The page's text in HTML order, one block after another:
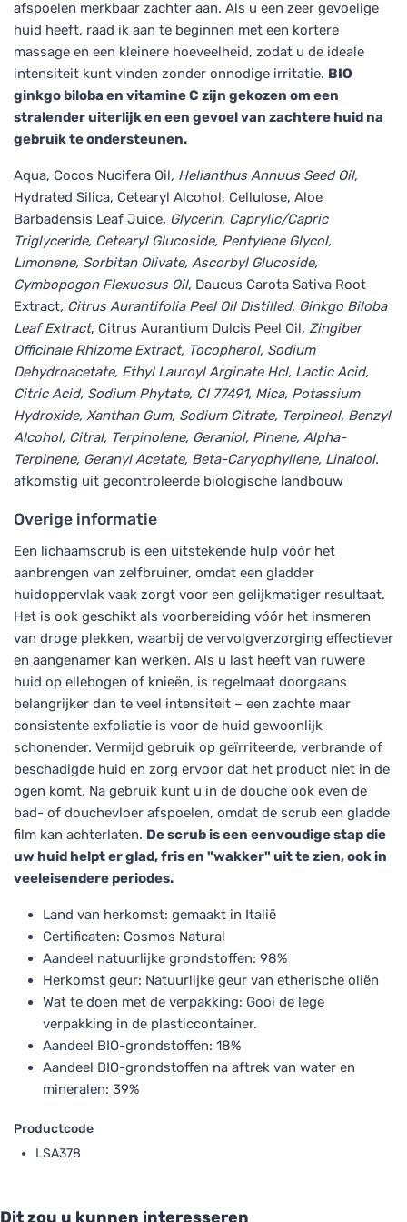
afspoelen merkbaar zachter aan. Als u een zeer gevoelige
huid heeft, raad ik aan te beginnen met een kortere
massage en een kleinere hoeveelheid, zodat u de ideale
intensiteit kunt vinden zonder onnodige irritatie. BIO
ginkgo biloba en vitamine C zijn gekozen om een
stralender uiterlijk en een gevoel van zachtere huid na
gebruik te ondersteunen.
Aqua, Cocos Nucifera Oil, Helianthus Annuus Seed Oil,
Hydrated Silica, Cetearyl Alcohol, Cellulose, Aloe
Barbadensis Leaf Juice, Glycerin, Caprylic/Capric
Triglyceride, Cetearyl Glucoside, Pentylene Glycol,
Limonene, Sorbitan Olivate, Ascorbyl Glucoside,
Cymbopogon Flexuosus Oil, Daucus Carota Sativa Root
Extract, Citrus Aurantifolia Peel Oil Distilled, Ginkgo Biloba
Leaf Extract, Citrus Aurantium Dulcis Peel Oil, Zingiber
Officinale Rhizome Extract, Tocopherol, Sodium
Dehydroacetate, Ethyl Lauroyl Arginate Hcl, Lactic Acid,
Citric Acid, Sodium Phytate, CI 77491, Mica, Potassium
Hydroxide, Xanthan Gum, Sodium Citrate, Terpineol, Benzyl
Alcohol, Citral, Terpinolene, Geraniol, Pinene, Alpha-
Terpinene, Geranyl Acetate, Beta-Caryophyllene, Linalool.
afkomstig uit gecontroleerde biologische landbouw
Overige informatie
Een lichaamscrub is een uitstekende hulp vóór het
aanbrengen van zelfbruiner, omdat een gladder
huidoppervlak vaak zorgt voor een gelijkmatiger resultaat.
Het is ook geschikt als voorbereiding vóór het insmeren
van droge plekken, waarbij de vervolgverzorging effectiever
en aangenamer kan werken. Als u last heeft van ruwere
huid op ellebogen of knieën, is regelmaat doorgaans
belangrijker dan te veel intensiteit – een zachte maar
consistente exfoliatie is voor de huid gewoonlijk
schonender. Vermijd gebruik op geïrriteerde, verbrande of
beschadigde huid en zorg ervoor dat het product niet in de
ogen komt. Na gebruik kunt u in de douche ook even de
bad- of douchevloer afspoelen, omdat de scrub een gladde
film kan achterlaten. De scrub is een eenvoudige stap die
uw huid helpt er glad, fris en "wakker" uit te zien, ook in
veeleisendere periodes.
Land van herkomst: gemaakt in Italië
Certificaten: Cosmos Natural
Aandeel natuurlijke grondstoffen: 98%
Herkomst geur: Natuurlijke geur van etherische oliën
Wat te doen met de verpakking: Gooi de lege
verpakking in de plasticcontainer.
Aandeel BIO-grondstoffen: 18%
Aandeel BIO-grondstoffen na aftrek van water en
mineralen: 39%
Productcode
LSA378
Dit zou u kunnen interesseren